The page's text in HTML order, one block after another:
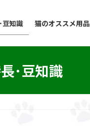
豆知識 猫のオススメ用品
･豆知識